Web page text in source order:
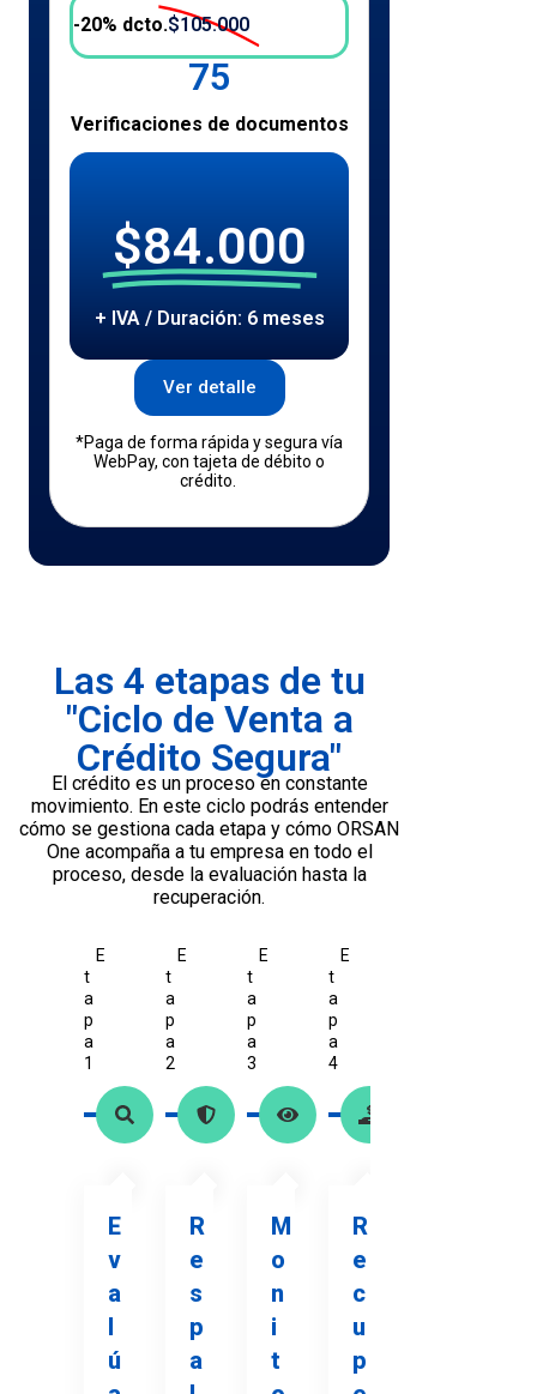
-20% dcto.$105.000
75
Verificaciones de documentos
$84.000
+ IVA / Duración: 6 meses
Ver detalle
*Paga de forma rápida y segura vía
WebPay, con tajeta de débito o
crédito.
Las 4 etapas de tu
"Ciclo de Venta a
Crédito Segura"
El crédito es un proceso en constante
movimiento. En este ciclo podrás entender
cómo se gestiona cada etapa y cómo ORSAN
One acompaña a tu empresa en todo el
proceso, desde la evaluación hasta la
recuperación.
E
t
a
p
a
1
E
v
a
l
ú
E
t
a
p
a
2
R
e
s
p
a
E
t
a
p
a
3
M
o
n
i
t
E
t
a
p
a
4
R
e
c
u
p